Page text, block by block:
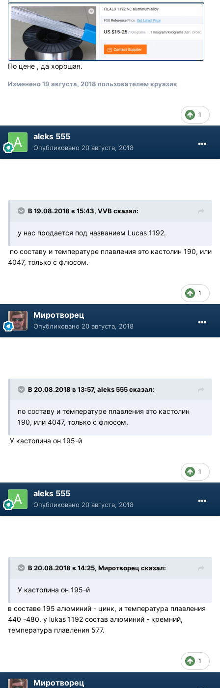
По цене , да хорошая.
Изменено19 августа, 2018 пользователем круазик
1
aleks 555
Опубликовано 20 августа, 2018
В 19.08.2018 в 15:43, VVB сказал:
у нас продается под названием Lucas 1192.
по составу и температуре плавления это кастолин 190, или
4047, только с флюсом.
1
Миротворец
Опубликовано 20 августа, 2018
В 20.08.2018 в 13:57, aleks 555 сказал:
по составу и температуре плавления это кастолин
190, или 4047, только с флюсом.
У кастолина он 195-й
1
aleks 555
Опубликовано 20 августа, 2018
В 20.08.2018 в 14:25, Миротворец сказал:
У кастолина он 195-й
в составе 195 алюминий - цинк, и температура плавления
440 -480. у lukas 1192 состав алюминий - кремний,
температура плавления 577.
1
Миротворец